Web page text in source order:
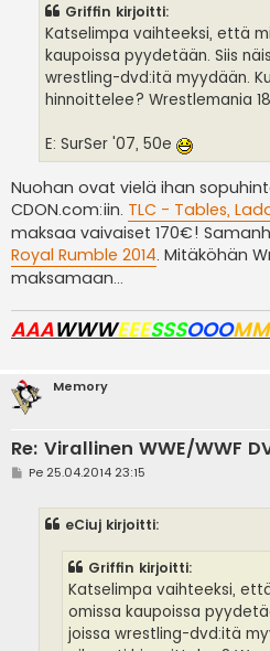
Griffin kirjoitti:
Katselimpa vaihteeksi, että
kaupoissa pyydetään. Siis
wrestling-dvd:itä myydään.
hinnoittelee? Wrestlemania
E: SurSer '07, 50e
Nuohan ovat vielä ihan
CDON.com:iin. TLC - Tables,
maksaa vaivaiset 170€!
Royal Rumble 2014. Mitäköhän
maksamaan...
AAAWWWEEESSSOOO
Memory
Re: Virallinen WWE/WWF
VPe 25.04.2014 23:15
eCiuj kirjoitti:
Griffin kirjoitti:
Katselimpa vaihteeksi,
omissa kaupoissa
joissa wrestling-dvd:itä